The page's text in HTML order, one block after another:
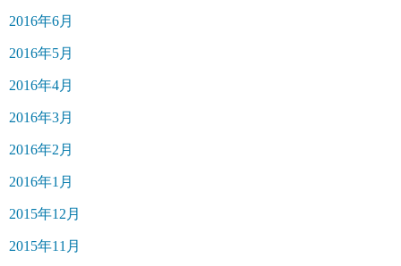
2016年6月
2016年5月
2016年4月
2016年3月
2016年2月
2016年1月
2015年12月
2015年11月